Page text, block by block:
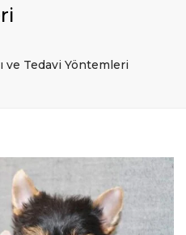
ve Tedavi Yöntemleri